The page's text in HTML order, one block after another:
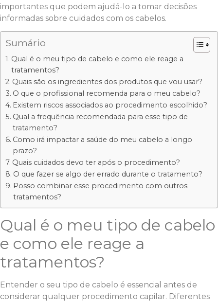
importantes que podem ajudá-lo a tomar decisões
informadas sobre cuidados com os cabelos.
Sumário
Qual é o meu tipo de cabelo e como ele reage a
tratamentos?
Quais são os ingredientes dos produtos que vou usar?
O que o profissional recomenda para o meu cabelo?
Existem riscos associados ao procedimento escolhido?
Qual a frequência recomendada para esse tipo de
tratamento?
Como irá impactar a saúde do meu cabelo a longo
prazo?
Quais cuidados devo ter após o procedimento?
O que fazer se algo der errado durante o tratamento?
Posso combinar esse procedimento com outros
tratamentos?
Qual é o meu tipo de cabelo
e como ele reage a
tratamentos?
Entender o seu tipo de cabelo é essencial antes de
considerar qualquer procedimento capilar. Diferentes